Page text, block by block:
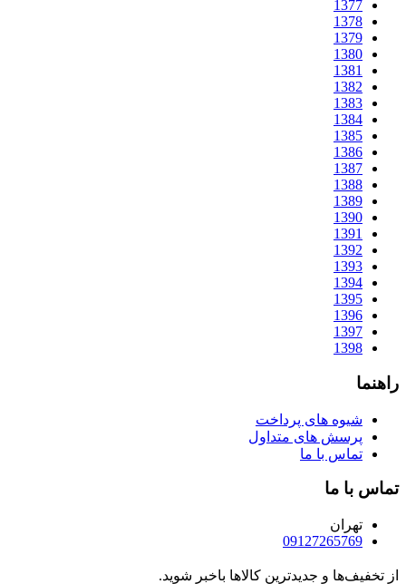
1377
1378
1379
1380
1381
1382
1383
1384
1385
1386
1387
1388
1389
1390
1391
1392
1393
1394
1395
1396
1397
1398
راهنما
شیوه های پرداخت
پرسش های متداول
تماس با ما
تماس با ما
تهران
09127265769
از تخفیف‌ها و جدیدترین‌ کالاها باخبر شوید.